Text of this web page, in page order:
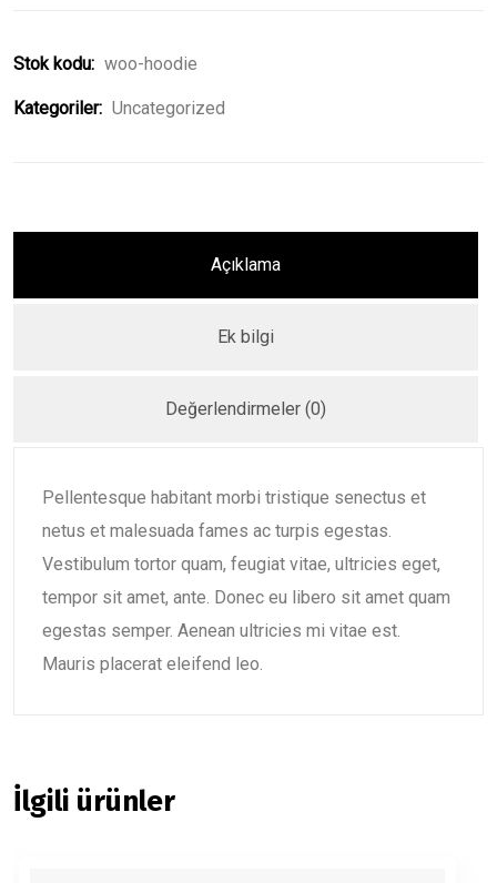
Stok kodu: woo-hoodie
Kategoriler: Uncategorized
Açıklama
Ek bilgi
Değerlendirmeler (0)
Pellentesque habitant morbi tristique senectus et
netus et malesuada fames ac turpis egestas.
Vestibulum tortor quam, feugiat vitae, ultricies eget,
tempor sit amet, ante. Donec eu libero sit amet quam
egestas semper. Aenean ultricies mi vitae est.
Mauris placerat eleifend leo.
İlgili ürünler